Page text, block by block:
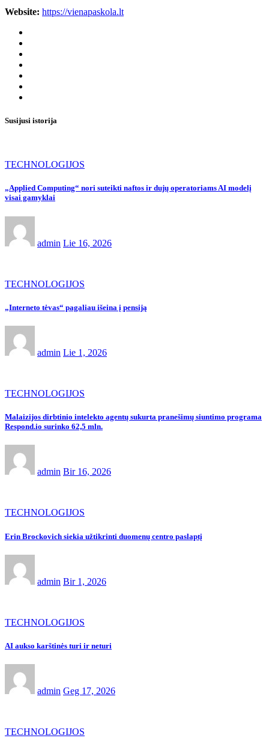
Website: https://vienapaskola.lt
Susijusi istorija
TECHNOLOGIJOS
„Applied Computing“ nori suteikti naftos ir dujų operatoriams AI modelį
visai gamyklai
admin Lie 16, 2026
TECHNOLOGIJOS
„Interneto tėvas“ pagaliau išeina į pensiją
admin Lie 1, 2026
TECHNOLOGIJOS
Malaizijos dirbtinio intelekto agentų sukurta pranešimų siuntimo programa
Respond.io surinko 62,5 mln.
admin Bir 16, 2026
TECHNOLOGIJOS
Erin Brockovich siekia užtikrinti duomenų centro paslaptį
admin Bir 1, 2026
TECHNOLOGIJOS
AI aukso karštinės turi ir neturi
admin Geg 17, 2026
TECHNOLOGIJOS